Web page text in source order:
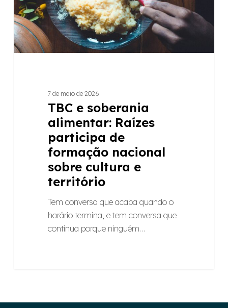
de
formação
nacional
sobre
7 de maio de 2026
TBC e soberania
alimentar: Raízes
participa de
formação nacional
sobre cultura e
território
Tem conversa que acaba quando o
horário termina, e tem conversa que
continua porque ninguém…